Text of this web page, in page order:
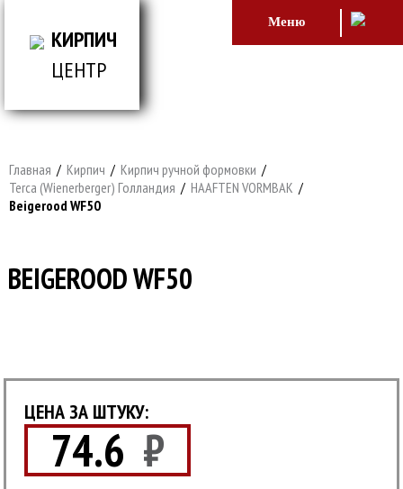
КИРПИЧ
ЦЕНТР
Меню
Главная / Кирпич / Кирпич ручной формовки /
Terca (Wienerberger) Голландия / HAAFTEN VORMBAK /
Beigerood WF50
BEIGEROOD WF50
ЦЕНА ЗА ШТУКУ:
74.6 ₽